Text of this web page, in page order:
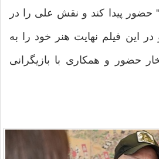
پیدا کند و نقش علی را در
در این فیلم نهایت هنر خود را به
حضور و همکاری با بازیگرانی